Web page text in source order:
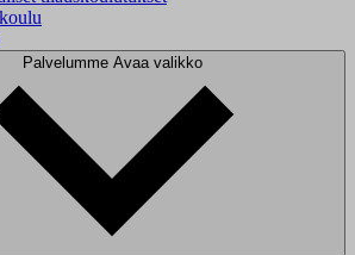
Palvelumme Avaa valikko